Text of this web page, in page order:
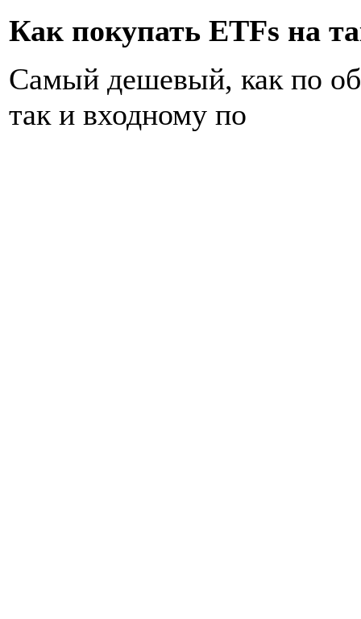
Как покупать ETFs на
Самый дешевый, как по
так и входному по